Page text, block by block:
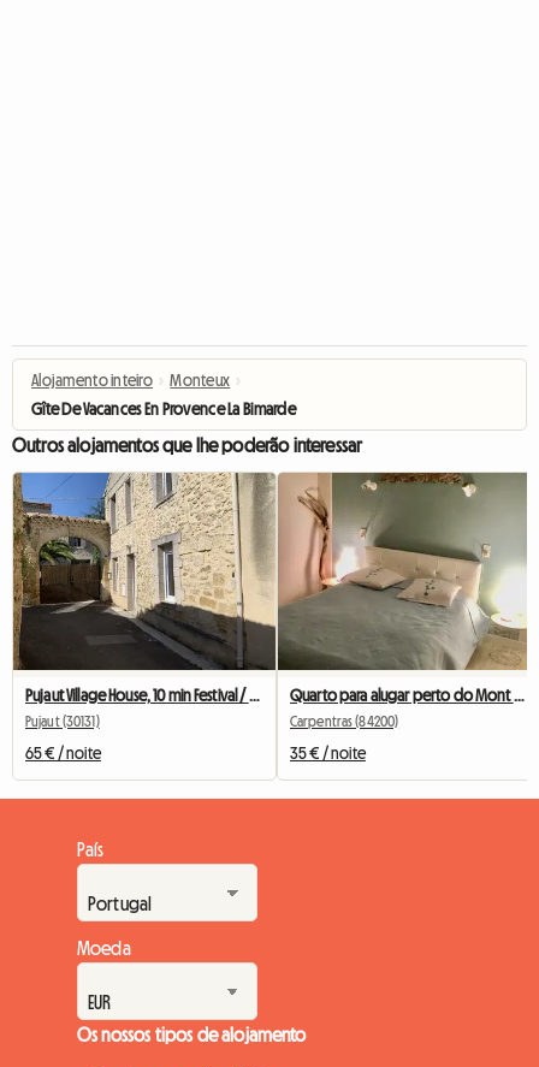
Alojamento inteiro › Monteux ›
Gîte De Vacances En Provence La Bimarde
Outros alojamentos que lhe poderão interessar
Pujaut (30131)
65 € / noite
Carpentras (84200)
35 € / noite
País
Moeda
Os nossos tipos de alojamento